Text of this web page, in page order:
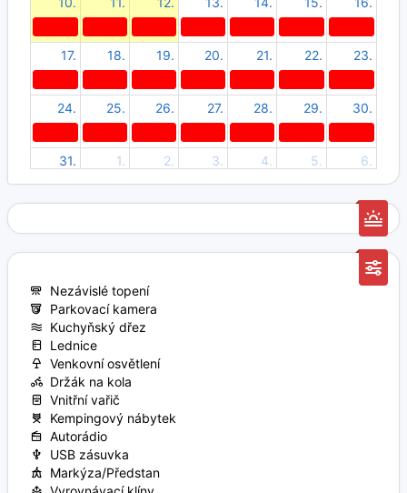
17. 18. 19. 20. 21. 22. 23.
24. 25. 26. 27. 28. 29. 30.
31. 1. 2. 3. 4. 5. 6.
Nezávislé topení
Parkovací kamera
Kuchyňský dřez
Lednice
Venkovní osvětlení
Držák na kola
Vnitřní vařič
Kempingový nábytek
Autorádio
USB zásuvka
Markýza/Předstan